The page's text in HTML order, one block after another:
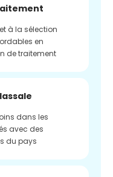
à la sélection
en
de traitement
dans les
avec des
du pays